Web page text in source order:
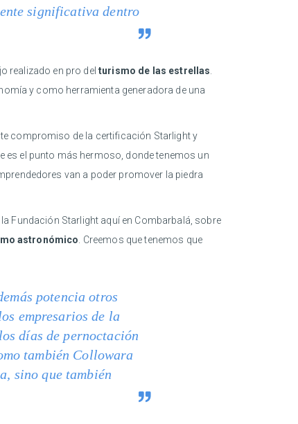
significativa dentro
realizado en pro delturismo de las estrellas
y como herramienta generadora de una
compromiso de la certificación Starlight y
es el punto más hermoso, donde tenemos un
van a poder promover la piedra
Fundación Starlight aquí en Combarbalá, sobre
astronómico . Creemos que tenemos que
potencia otros
empresarios de la
días de pernoctación
también Collowara
sino que también